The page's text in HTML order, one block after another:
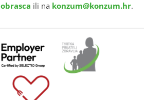
obrasca ili na konzum@konzum.hr.